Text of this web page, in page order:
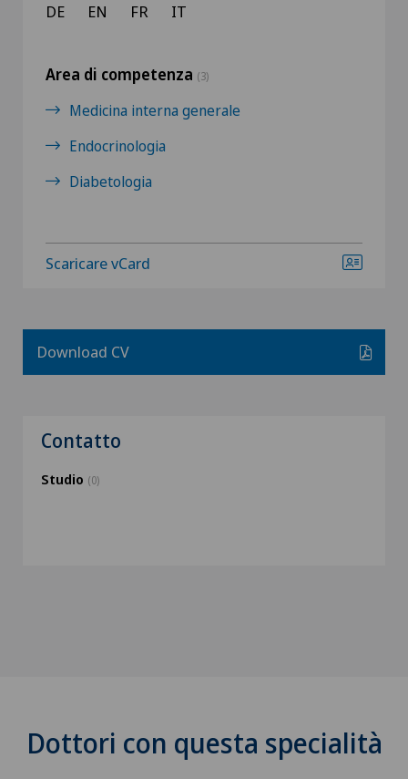
DE EN FR IT
Area di competenza (3)
Medicina interna generale
Endocrinologia
Diabetologia
Scaricare vCard
Download CV
Contatto
Studio (0)
Dottori con questa specialità